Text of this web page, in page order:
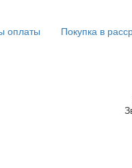
оплаты Покупка в